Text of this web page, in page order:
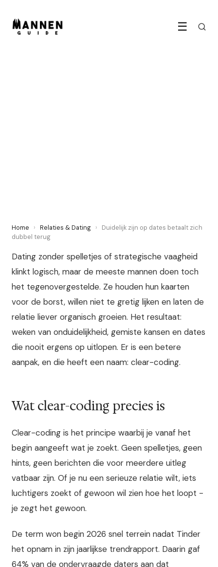
☰
Home › Relaties & Dating ›
Duidelijk zijn op dates betaalt zich
dubbel terug
Dating zonder spelletjes of strategische vaagheid
klinkt logisch, maar de meeste mannen doen toch
het tegenovergestelde. Ze houden hun kaarten
voor de borst, willen niet te gretig lijken en laten de
relatie liever organisch groeien. Het resultaat:
weken van onduidelijkheid, gemiste kansen en dates
die nooit ergens op uitlopen. Er is een betere
aanpak, en die heeft een naam: clear-coding.
Wat clear-coding precies is
Clear-coding is het principe waarbij je vanaf het
begin aangeeft wat je zoekt. Geen spelletjes, geen
hints, geen berichten die voor meerdere uitleg
vatbaar zijn. Of je nu een serieuze relatie wilt, iets
luchtigers zoekt of gewoon wil zien hoe het loopt -
je zegt het gewoon.
De term won begin 2026 snel terrein nadat Tinder
het opnam in zijn jaarlijkse trendrapport. Daarin gaf
64% van de ondervraagde daters aan dat